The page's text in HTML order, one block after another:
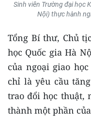
Sinh viên Trường đại học
Nội) thực hành
Tổng Bí thư, Chủ
học Quốc gia Hà
của ngoại giao
chỉ là yêu cầu
trao đổi học thuật,
thành một phần